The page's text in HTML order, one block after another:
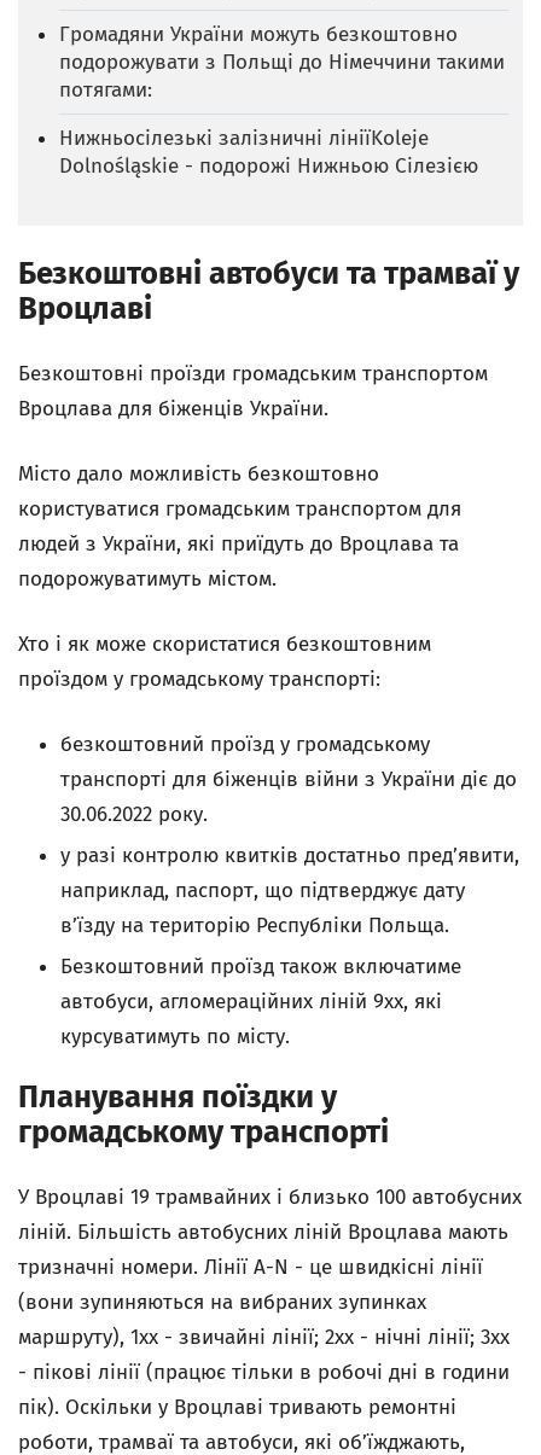
Громадяни України можуть безкоштовно
подорожувати з Польщі до Німеччини такими
потягами:
Нижньосілезькі залізничні лініїKoleje
Dolnośląskie - подорожі Нижньою Сілезією
Безкоштовні автобуси та трамваї у
Вроцлаві
Безкоштовні проїзди громадським транспортом
Вроцлава для біженців України.
Місто дало можливість безкоштовно
користуватися громадським транспортом для
людей з України, які приїдуть до Вроцлава та
подорожуватимуть містом.
Хто і як може скористатися безкоштовним
проїздом у громадському транспорті:
безкоштовний проїзд у громадському
транспорті для біженців війни з України діє до
30.06.2022 року.
у разі контролю квитків достатньо пред’явити,
наприклад, паспорт, що підтверджує дату
в’їзду на територію Республіки Польща.
Безкоштовний проїзд також включатиме
автобуси, агломераційних ліній 9xх, які
курсуватимуть по місту.
Планування поїздки у
громадському транспорті
У Вроцлаві 19 трамвайних і близько 100 автобусних
ліній. Більшість автобусних ліній Вроцлава мають
тризначні номери. Лінії A-N - це швидкісні лінії
(вони зупиняються на вибраних зупинках
маршруту), 1xx - звичайні лінії; 2xx - нічні лінії; 3xx
- пікові лінії (працює тільки в робочі дні в години
пік). Оскільки у Вроцлаві тривають ремонтні
роботи, трамваї та автобуси, які об’їжджають,